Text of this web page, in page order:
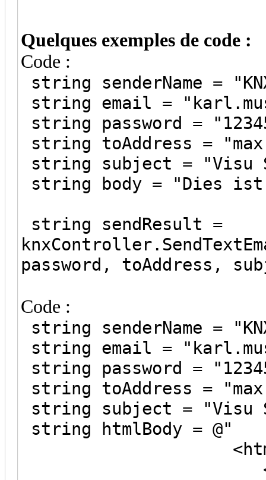
Quelques exemples de code :
Code :
string senderName =
string email =
string password =
string toAddress =
string subject = "Visu
string body = "Dies
string sendResult =
password, toAddress,
Code :
string senderName =
string email =
string password =
string toAddress =
string subject = "Visu
string htmlBody = @"